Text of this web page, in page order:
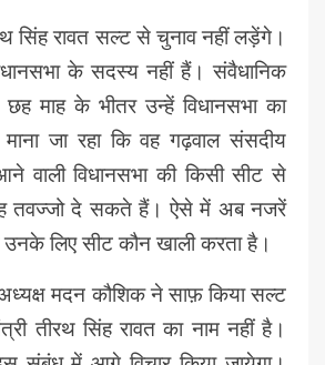
सिंह रावत सल्ट से चुनाव नहीं लड़ेंगे।
के सदस्य नहीं हैं। संवैधानिक
माह के भीतर उन्हें विधानसभा का
जा रहा कि वह गढ़वाल संसदीय
वाली विधानसभा की किसी सीट से
तवज्जो दे सकते हैं। ऐसे में अब नजरें
उनके लिए सीट कौन खाली करता है।
मदन कौशिक ने साफ़ किया सल्ट
तीरथ सिंह रावत का नाम नहीं है।